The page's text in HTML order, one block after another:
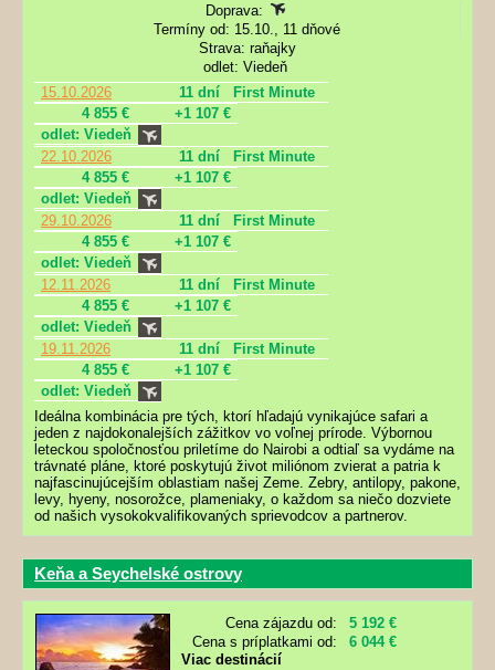
Doprava:
Termíny od: 15.10., 11 dňové
Strava: raňajky
odlet: Viedeň
15.10.2026
11 dní
First Minute
4 855 €
+1 107 €
odlet: Viedeň
22.10.2026
11 dní
First Minute
4 855 €
+1 107 €
odlet: Viedeň
29.10.2026
11 dní
First Minute
4 855 €
+1 107 €
odlet: Viedeň
12.11.2026
11 dní
First Minute
4 855 €
+1 107 €
odlet: Viedeň
19.11.2026
11 dní
First Minute
4 855 €
+1 107 €
odlet: Viedeň
Ideálna kombinácia pre tých, ktorí hľadajú vynikajúce safari a
jeden z najdokonalejších zážitkov vo voľnej prírode. Výbornou
leteckou spoločnosťou priletíme do Nairobi a odtiaľ sa vydáme na
trávnaté pláne, ktoré poskytujú život miliónom zvierat a patria k
najfascinujúcejším oblastiam našej Zeme. Zebry, antilopy, pakone,
levy, hyeny, nosorožce, plameniaky, o každom sa niečo dozviete
od našich vysokokvalifikovaných sprievodcov a partnerov.
Keňa a Seychelské ostrovy
Cena zájazdu od:
5 192 €
Cena s príplatkami od:
6 044 €
Viac destinácií